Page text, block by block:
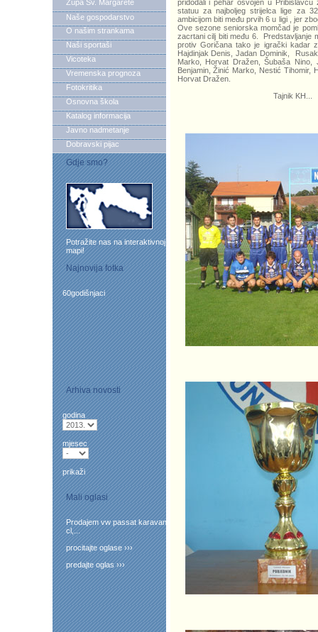
Župa Sv. Margarete
Naše gospodarstvo
O našim strankama
Naši sportaši
Vicoteka
Vremenska prognoza
Fotokritika
Osnovna škola
Katalog informacija
Javno nadmetanje
Dobravski pijac
Gdje smo?
Potražite nas na interaktivnoj
mapi!
Najnovija fotka
60godišnjaci
Arhiva novosti
godina
mjesec
prikaži
Mali oglasi
Prodajem vw passat karavan
cl,...
procitajte oglase ›››
predajte oglas ›››
pridodali i pehar osvojen u
statuu za najboljeg strijelca lige za
ambicijom biti među prvih 6 u ligi , jer
Ove sezone seniorska momčad je
zacrtani cilj biti među 6. Predstavljanje
protiv Goričana tako je igrački kadar
Hajdinjak Denis, Jadan Dominik,
Marko, Horvat Dražen, Šubaša
Benjamin, Žinić Marko, Nestić Tihomir,
Horvat Dražen.
Tajnik KH...